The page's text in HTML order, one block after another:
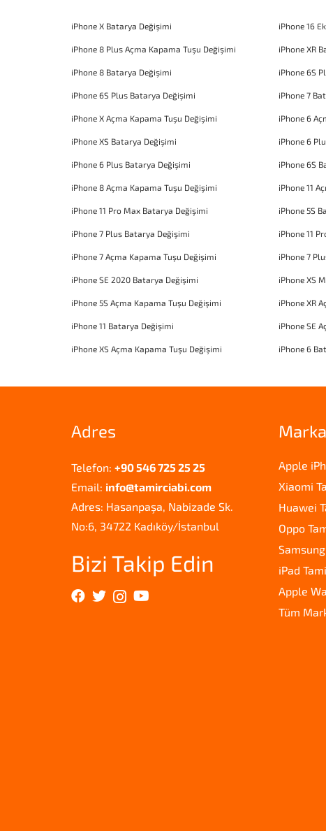
iPhone X Batarya Değişimi iPhone 16
iPhone 8 Plus Açma Kapama Tuşu Değişimi iPhone XR
iPhone 8 Batarya Değişimi iPhone 6S
iPhone 6S Plus Batarya Değişimi iPhone 7
iPhone X Açma Kapama Tuşu Değişimi iPhone 6
iPhone XS Batarya Değişimi iPhone 6
iPhone 6 Plus Batarya Değişimi iPhone 6S
iPhone 8 Açma Kapama Tuşu Değişimi iPhone 11
iPhone 11 Pro Max Batarya Değişimi iPhone 5S
iPhone 7 Plus Batarya Değişimi iPhone 11
iPhone 7 Açma Kapama Tuşu Değişimi iPhone 7
iPhone SE 2020 Batarya Değişimi iPhone XS
iPhone 5S Açma Kapama Tuşu Değişimi iPhone XR
iPhone 11 Batarya Değişimi iPhone SE
iPhone XS Açma Kapama Tuşu Değişimi iPhone 6
Adres
Telefon: +90 546 725 25 25
Email: info@tamirciabi.com
Adres: Hasanpaşa, Nabizade Sk.
No:6, 34722 Kadıköy/İstanbul
Bizi Takip Edin
Apple
Xiaomi
Huawei
Oppo
iPad
Apple
Tüm